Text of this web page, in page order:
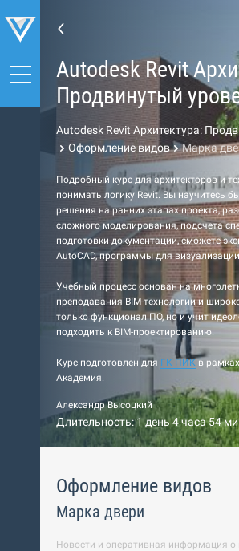
Autodesk Revit
Продвинутый
Autodesk Revit Архитектура:
Оформление видов
Марка
Подробный курс для архитекторов и
понимать логику Revit. Вы научитесь
решения на ранних этапах проекта,
сложного моделирования, подсчета
подготовки документации, сможете
AutoCAD, программы для
Учебный процесс основан на
преподавания BIM-технологии и
только функционал ПО, но и учит
подходить к BIM-проектированию.
Курс подготовлен для ГК ПИК в
Академия.
Александр Высоцкий
Длительность: 1 день 4 часа 54
Оформление видов
Марка двери
Новости и оперативная информация